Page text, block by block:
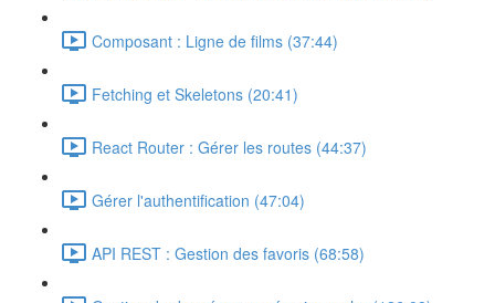
Composant : Ligne de films (37:44)
Fetching et Skeletons (20:41)
React Router : Gérer les routes (44:37)
Gérer l'authentification (47:04)
API REST : Gestion des favoris (68:58)